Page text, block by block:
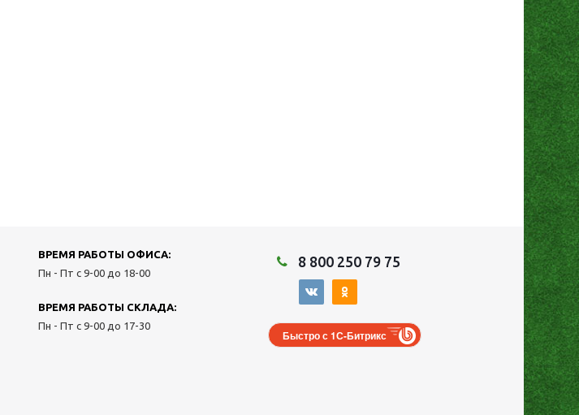
ВРЕМЯ РАБОТЫ ОФИСА:
Пн - Пт с 9-00 до 18-00
ВРЕМЯ РАБОТЫ СКЛАДА:
Пн - Пт с 9-00 до 17-30
8 800 250 79 75
Быстро с 1С-Битрикс